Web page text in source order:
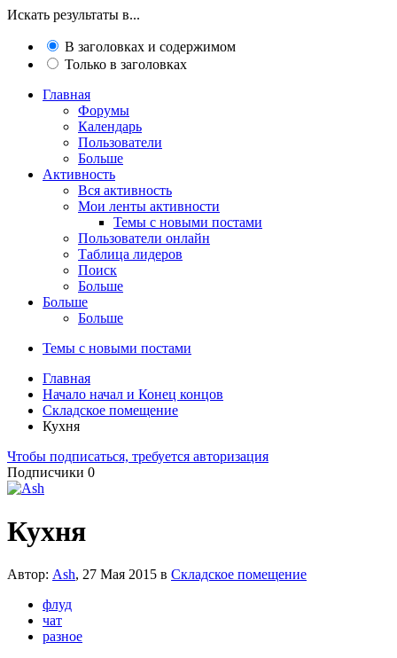
Искать результаты в...
В заголовках и содержимом
Только в заголовках
Главная
Форумы
Календарь
Пользователи
Больше
Активность
Вся активность
Мои ленты активности
Темы с новыми постами
Пользователи онлайн
Таблица лидеров
Поиск
Больше
Больше
Больше
Темы с новыми постами
Главная
Начало начал и Конец концов
Складское помещение
Кухня
Чтобы подписаться, требуется авторизация
Подписчики 0
Кухня
Автор: Ash, 27 Мая 2015 в Складское помещение
флуд
чат
разное